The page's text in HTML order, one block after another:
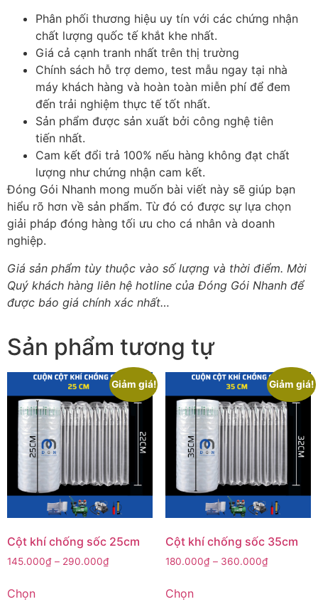
Phân phối thương hiệu uy tín với các chứng nhận
chất lượng quốc tế khắt khe nhất.
Giá cả cạnh tranh nhất trên thị trường
Chính sách hỗ trợ demo, test mẫu ngay tại nhà
máy khách hàng và hoàn toàn miễn phí để đem
đến trải nghiệm thực tế tốt nhất.
Sản phẩm được sản xuất bởi công nghệ tiên
tiến nhất.
Cam kết đổi trả 100% nếu hàng không đạt chất
lượng như chứng nhận cam kết.
Đóng Gói Nhanh mong muốn bài viết này sẽ giúp bạn
hiểu rõ hơn về sản phẩm. Từ đó có được sự lựa chọn
giải pháp đóng hàng tối ưu cho cá nhân và doanh
nghiệp.
Giá sản phẩm tùy thuộc vào số lượng và thời điểm. Mời
Quý khách hàng liên hệ hotline của Đóng Gói Nhanh để
được báo giá chính xác nhất…
Sản phẩm tương tự
Giảm giá!
Cột khí chống sốc 25cm
145.000₫ – 290.000₫
Chọn
Giảm giá!
Cột khí chống sốc 35cm
180.000₫ – 360.000₫
Chọn